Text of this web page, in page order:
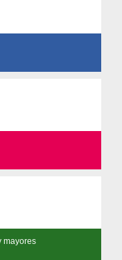
mayores